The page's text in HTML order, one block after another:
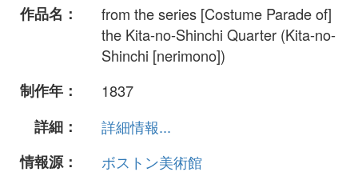
作品名：
from the series [Costume Parade of]
the Kita-no-Shinchi Quarter (Kita-no-
Shinchi [nerimono])
制作年：
1837
詳細：
詳細情報...
情報源：
ボストン美術館